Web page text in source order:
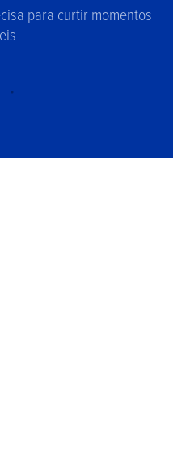
para curtir momentos